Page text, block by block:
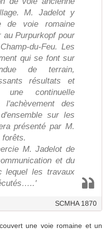
M. Jadelot y
de voie romaine
Purpurkopf pour
du-Feu. Les
qui se font sur
de terrain,
résultats et
continuelle
l'achèvement des
sur les
présenté par M.
forêts.
M. Jadelot de
et du
lequel les travaux
SCMHA 1870
une voie romaine et un